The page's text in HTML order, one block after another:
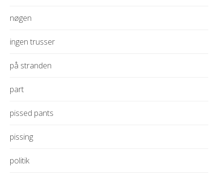
nøgen
ingen trusser
på stranden
part
pissed pants
pissing
politik